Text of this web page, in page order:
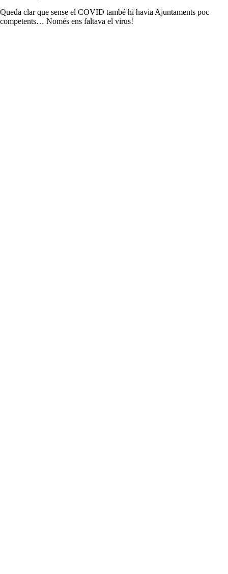
Queda clar que sense el COVID també hi havia Ajuntaments poc
competents… Només ens faltava el virus!